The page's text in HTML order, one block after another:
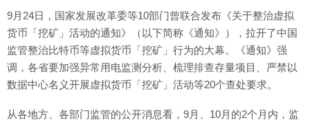
9月24日，国家发展改革委等10部门曾联合发布《关于整治虚拟
货币「挖矿」活动的通知》（以下简称《通知》），拉开了中国
监管整治比特币等虚拟货币「挖矿」行为的大幕。《通知》强
调，各省要加强异常用电监测分析、梳理排查存量项目、严禁以
数据中心名义开展虚拟货币「挖矿」活动等20个查处要求。
从各地方、各部门监管的公开消息看，9月、10月的2个月内，监